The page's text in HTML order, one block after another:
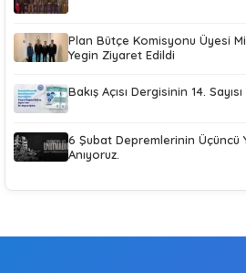
Plan Bütçe Komisyonu Üyesi
Yegin Ziyaret Edildi
Bakış Açısı Dergisinin 14. Sayısı
6 Şubat Depremlerinin Üçüncü
Anıyoruz.